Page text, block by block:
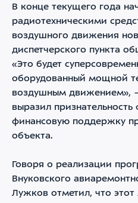
В конце текущего года
радиотехническими
воздушного движения
диспетчерского пункта
«Это будет
оборудованный мощной
воздушным движением»,
выразил
финансовую поддержку
объекта.
Говоря о реализации
Внуковского
Лужков отметил, что